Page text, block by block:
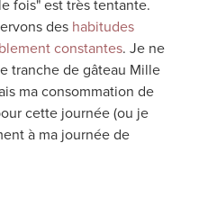
fois" est très tentante.
des habitudes
constantes. Je ne
tranche de gâteau Mille
ma consommation de
cette journée (ou je
à ma journée de